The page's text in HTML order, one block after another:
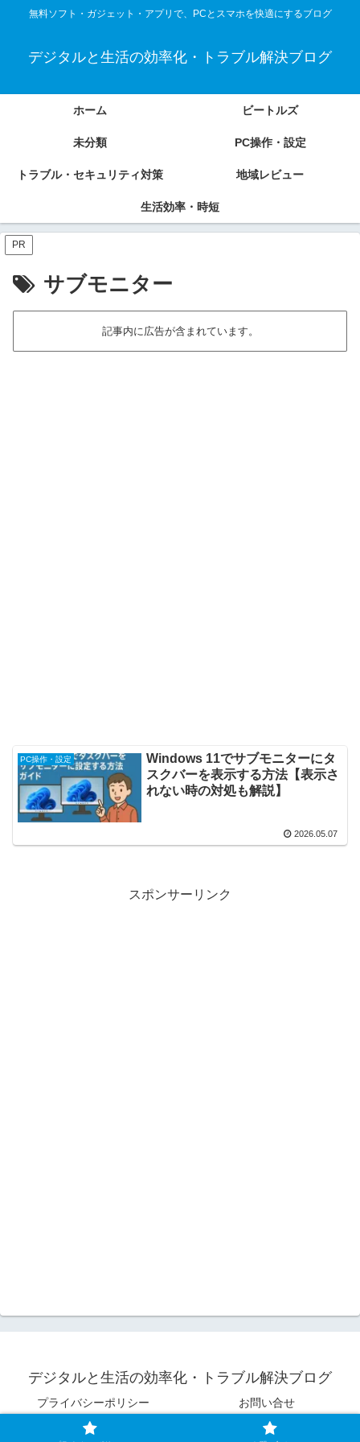
無料ソフト・ガジェット・アプリで、PCとスマホを快適にするブログ
デジタルと生活の効率化・トラブル解決ブログ
ホーム ビートルズ
未分類 PC操作・設定
トラブル・セキュリティ対策 地域レビュー
生活効率・時短
PR
サブモニター
記事内に広告が含まれています。
PC操作・設定
Windows 11でサブモニターにタ
スクバーを表示する方法【表示さ
れない時の対処も解説】
2026.05.07
スポンサーリンク
デジタルと生活の効率化・トラブル解決ブログ
プライバシーポリシー お問い合せ
© 2022 デジタルと生活の効率化・トラブル解決ブログ.